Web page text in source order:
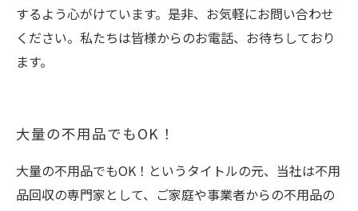
するよう心がけています。是非、お気軽にお問い合わせ
ください。私たちは皆様からのお電話、お待ちしており
ます。
大量の不用品でもOK！
大量の不用品でもOK！というタイトルの元、当社は不用
品回収の専門家として、ご家庭や事業者からの不用品の